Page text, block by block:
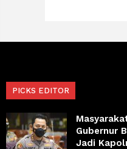
PICKS EDITOR
Gubernur
Jadi